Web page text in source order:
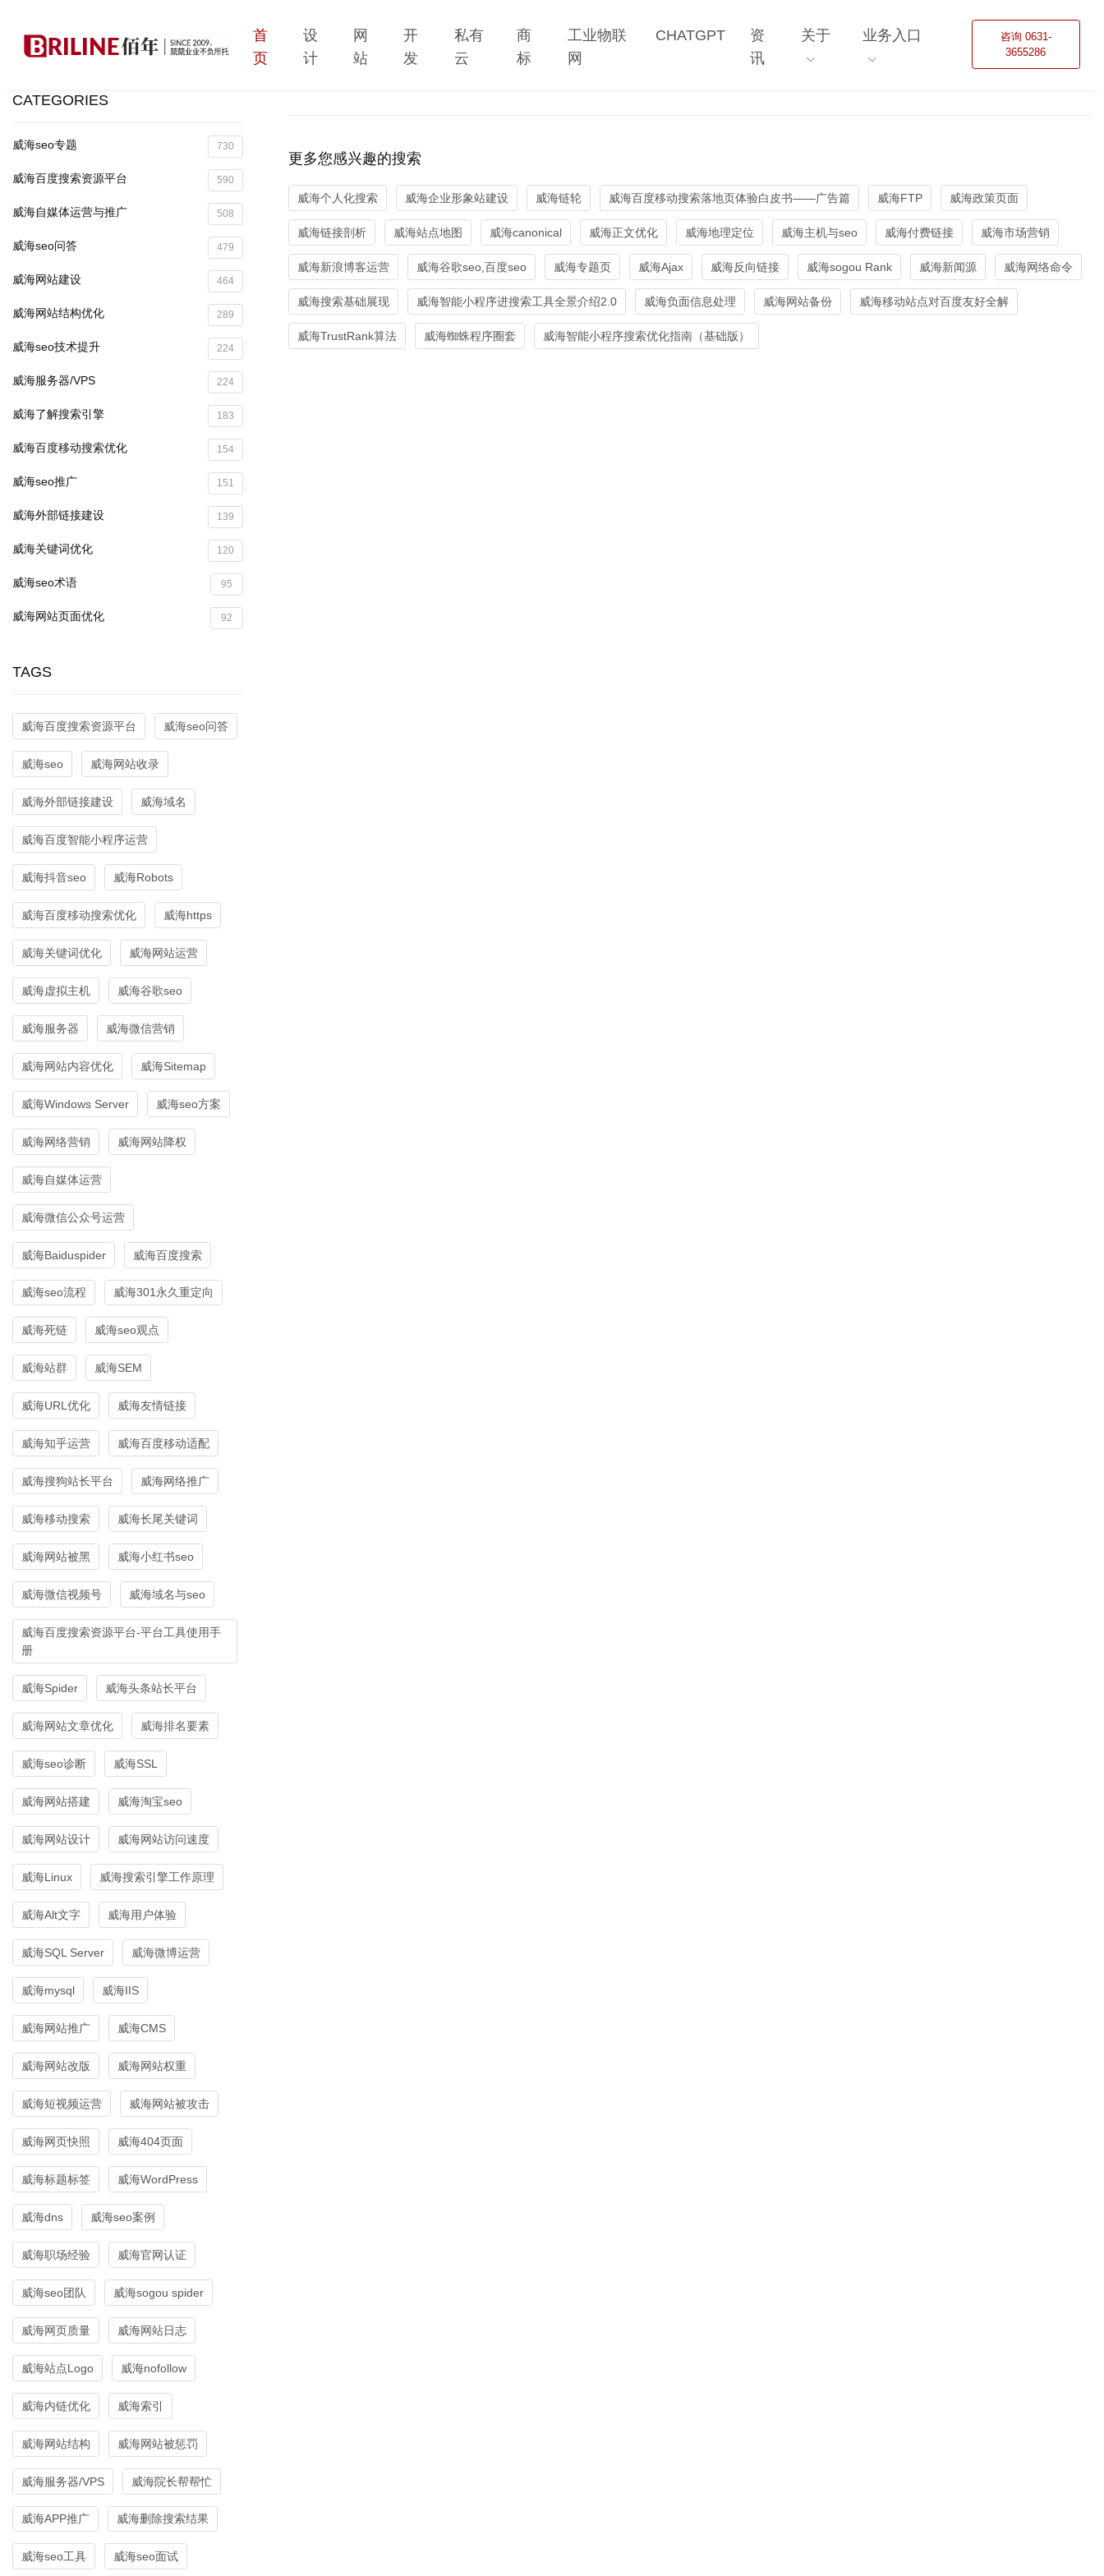
首
页
设
计
网
站
开
发
私有
云
商
标
工业物联
网
CHATGPT
资
讯
关于 业务入口
咨询 0631-
3655286
CATEGORIES
威海seo专题 730
威海百度搜索资源平台 590
威海自媒体运营与推广 508
威海seo问答 479
威海网站建设 464
威海网站结构优化 289
威海seo技术提升 224
威海服务器/VPS 224
威海了解搜索引擎 183
威海百度移动搜索优化 154
威海seo推广 151
威海外部链接建设 139
威海关键词优化 120
威海seo术语 95
威海网站页面优化 92
TAGS
威海百度搜索资源平台 威海seo问答
威海seo 威海网站收录
威海外部链接建设 威海域名
威海百度智能小程序运营
威海抖音seo 威海Robots
威海百度移动搜索优化 威海https
威海关键词优化 威海网站运营
威海虚拟主机 威海谷歌seo
威海服务器 威海微信营销
威海网站内容优化 威海Sitemap
威海Windows Server 威海seo方案
威海网络营销 威海网站降权
威海自媒体运营
威海微信公众号运营
威海Baiduspider 威海百度搜索
威海seo流程 威海301永久重定向
威海死链 威海seo观点
威海站群 威海SEM
威海URL优化 威海友情链接
威海知乎运营 威海百度移动适配
威海搜狗站长平台 威海网络推广
威海移动搜索 威海长尾关键词
威海网站被黑 威海小红书seo
威海微信视频号 威海域名与seo
威海百度搜索资源平台-平台工具使用手
册
威海Spider 威海头条站长平台
威海网站文章优化 威海排名要素
威海seo诊断 威海SSL
威海网站搭建 威海淘宝seo
威海网站设计 威海网站访问速度
威海Linux 威海搜索引擎工作原理
威海Alt文字 威海用户体验
威海SQL Server 威海微博运营
威海mysql 威海IIS
威海网站推广 威海CMS
威海网站改版 威海网站权重
威海短视频运营 威海网站被攻击
威海网页快照 威海404页面
威海标题标签 威海WordPress
威海dns 威海seo案例
威海职场经验 威海官网认证
威海seo团队 威海sogou spider
威海网页质量 威海网站日志
威海站点Logo 威海nofollow
威海内链优化 威海索引
威海网站结构 威海网站被惩罚
威海服务器/VPS 威海院长帮帮忙
威海APP推广 威海删除搜索结果
威海seo工具 威海seo面试
更多您感兴趣的搜索
威海个人化搜索 威海企业形象站建设 威海链轮 威海百度移动搜索落地页体验白皮书——广告篇 威海FTP 威海政策页面
威海链接剖析 威海站点地图 威海canonical 威海正文优化 威海地理定位 威海主机与seo 威海付费链接 威海市场营销
威海新浪博客运营 威海谷歌seo,百度seo 威海专题页 威海Ajax 威海反向链接 威海sogou Rank 威海新闻源 威海网络命令
威海搜索基础展现 威海智能小程序进搜索工具全景介绍2.0 威海负面信息处理 威海网站备份 威海移动站点对百度友好全解
威海TrustRank算法 威海蜘蛛程序圈套 威海智能小程序搜索优化指南（基础版）